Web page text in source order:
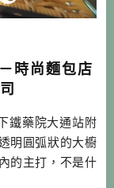
時尚麵包店
鐵藥院大通站附
明圓弧狀的大櫥
的主打，不是什